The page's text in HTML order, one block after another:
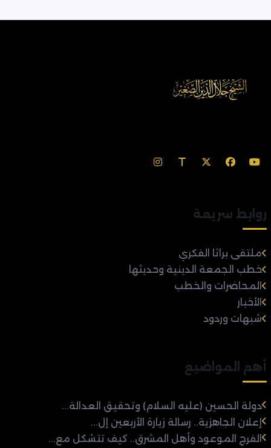
روابط سريعة
ملتقى براثا الفكري
خطب الجمعة الدينية وحديثها
المحاضرات والخطب
الأخبار
شبهات وردود
أهم المواضيع
دولة الحسين (عليه السلام) وتحقيق العدالة...
إعلان الجاهزية.. رسالة زيارة الأربعين إل...
الفرج الموعود وأهل المشرق.. كيف تتشكل مع...